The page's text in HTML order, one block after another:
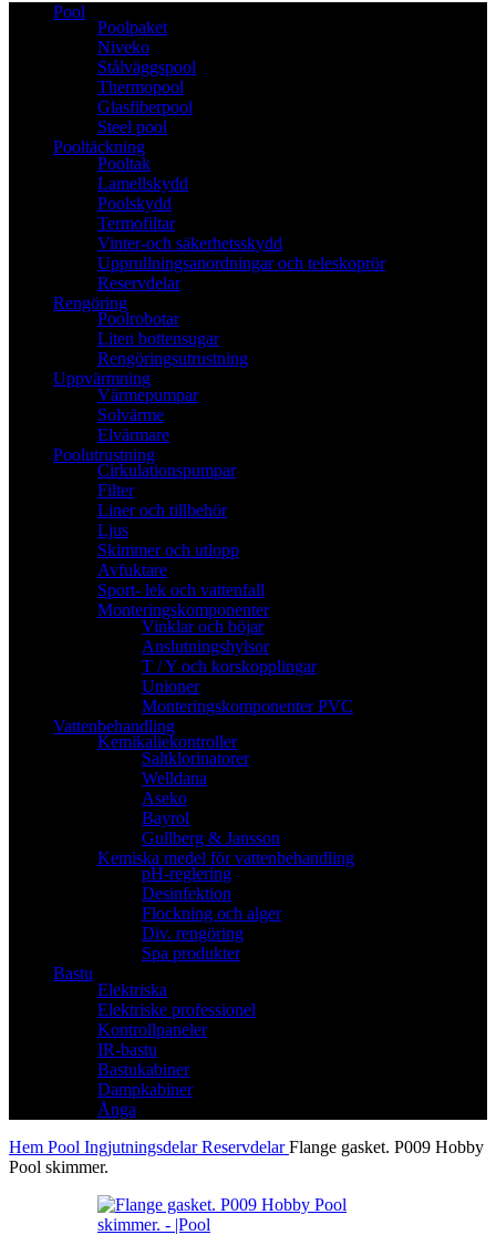
Pool
Poolpaket
Niveko
Stålväggspool
Thermopool
Glasfiberpool
Steel pool
Pooltäckning
Pooltak
Lamellskydd
Poolskydd
Termofiltar
Vinter-och säkerhetsskydd
Upprullningsanordningar och teleskoprör
Reservdelar
Rengöring
Poolrobotar
Liten bottensugar
Rengöringsutrustning
Uppvärmning
Värmepumpar
Solvärme
Elvärmare
Poolutrustning
Cirkulationspumpar
Filter
Liner och tillbehör
Ljus
Skimmer och utlopp
Avfuktare
Sport- lek och vattenfall
Monteringskomponenter
Vinklar och böjar
Anslutningshylsor
T / Y och korskopplingar
Unioner
Monteringskomponenter PVC
Vattenbehandling
Kemikaliekontroller
Saltklorinatorer
Welldana
Aseko
Bayrol
Gullberg & Jansson
Kemiska medel för vattenbehandling
pH-reglering
Desinfektion
Flockning och alger
Div. rengöring
Spa produkter
Bastu
Elektriska
Elektriske professionel
Kontrollpaneler
IR-bastu
Bastukabiner
Dampkabiner
Ånga
Hem Pool IngjutningsdelarReservdelarFlange gasket. P009 Hobby
Pool skimmer.